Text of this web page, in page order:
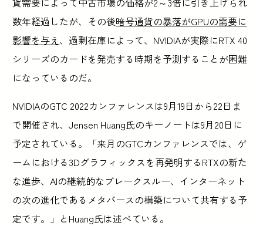
数年経過したが、その後暗号通貨の暴落がGPUの需要に
影響を与え、過剰在庫によって、NVIDIAが実際にRTX 40
シリーズのカードを発売する時期を予測することが困難
になっているのだ。
NVIDIAのGTC 2022カンファレンスは9月19日から22日ま
で開催され、Jensen Huang氏のキーノートは9月20日に
予定されている。「来月のGTCカンファレンスでは、ゲ
ームにおける3Dグラフィックスを再発明するRTXの新た
な進歩、AIの継続的なブレークスルー、インターネット
の次の進化であるメタバースの構築について共有する予
定です。」とHuang氏は述べている。